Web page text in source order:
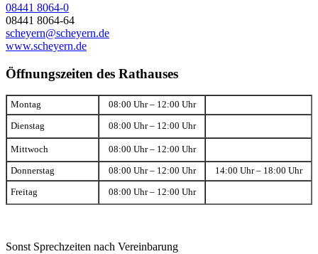
08441 8064-0
08441 8064-64
scheyern@scheyern.de
www.scheyern.de
Öffnungszeiten des Rathauses
Montag 08:00 Uhr – 12:00 Uhr
Dienstag 08:00 Uhr – 12:00 Uhr
Mittwoch 08:00 Uhr – 12:00 Uhr
Donnerstag 08:00 Uhr – 12:00 Uhr 14:00 Uhr – 18:00 Uhr
Freitag 08:00 Uhr – 12:00 Uhr
Sonst Sprechzeiten nach Vereinbarung